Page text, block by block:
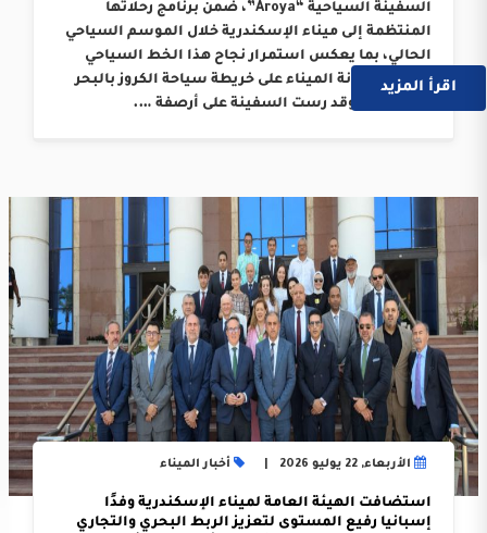
السفينة السياحية “Aroya”، ضمن برنامج رحلاتها
المنتظمة إلى ميناء الإسكندرية خلال الموسم السياحي
الحالي، بما يعكس استمرار نجاح هذا الخط السياحي
وترسيخ مكانة الميناء على خريطة سياحة الكروز بالبحر
المتوسط. وقد رست السفينة على أرصفة ….
اقرأ المزيد
الأربعاء, 22 يوليو 2026 أخبار الميناء
استضافت الهيئة العامة لميناء الإسكندرية وفدًا
إسبانيا رفيع المستوى لتعزيز الربط البحري والتجاري